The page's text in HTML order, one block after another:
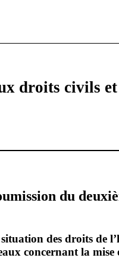
droits civils et
du
des droits de
concernant la